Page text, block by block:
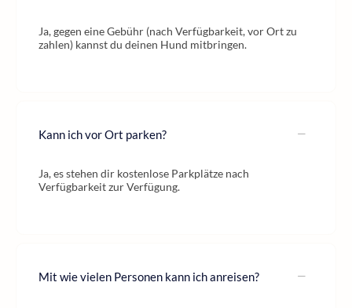
Ja, gegen eine Gebühr (nach Verfügbarkeit, vor Ort zu
zahlen) kannst du deinen Hund mitbringen.
Kann ich vor Ort parken?
Ja, es stehen dir kostenlose Parkplätze nach
Verfügbarkeit zur Verfügung.
Mit wie vielen Personen kann ich anreisen?